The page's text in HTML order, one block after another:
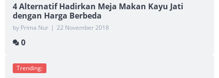
4 Alternatif Hadirkan Meja Makan Kayu Jati
dengan Harga Berbeda
by Prima Nur | 22 November 2018
0
Trending: